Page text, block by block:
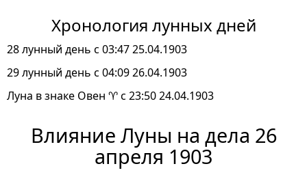
Хронология лунных дней
28 лунный день с 03:47 25.04.1903
29 лунный день с 04:09 26.04.1903
Луна в знаке Овен ♈ с 23:50 24.04.1903
Влияние Луны на дела 26
апреля 1903